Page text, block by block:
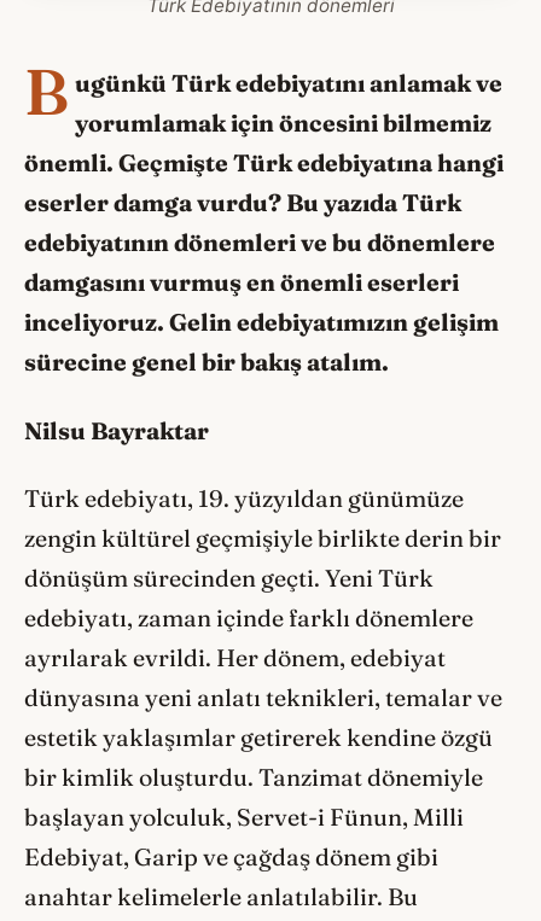
Türk Edebiyatının dönemleri
B ugünkü Türk edebiyatını anlamak ve
yorumlamak için öncesini bilmemiz
önemli. Geçmişte Türk edebiyatına hangi
eserler damga vurdu? Bu yazıda Türk
edebiyatının dönemleri ve bu dönemlere
damgasını vurmuş en önemli eserleri
inceliyoruz. Gelin edebiyatımızın gelişim
sürecine genel bir bakış atalım.
Nilsu Bayraktar
Türk edebiyatı, 19. yüzyıldan günümüze
zengin kültürel geçmişiyle birlikte derin bir
dönüşüm sürecinden geçti. Yeni Türk
edebiyatı, zaman içinde farklı dönemlere
ayrılarak evrildi. Her dönem, edebiyat
dünyasına yeni anlatı teknikleri, temalar ve
estetik yaklaşımlar getirerek kendine özgü
bir kimlik oluşturdu. Tanzimat dönemiyle
başlayan yolculuk, Servet-i Fünun, Milli
Edebiyat, Garip ve çağdaş dönem gibi
anahtar kelimelerle anlatılabilir. Bu